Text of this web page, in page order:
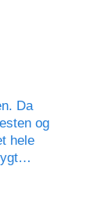
Da
og
hele